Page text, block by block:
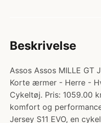
Beskrivelse
Assos Assos MILLE GT
Korte ærmer - Herre -
Cykeltøj. Pris: 1059.00
komfort og
Jersey S11 EVO, en